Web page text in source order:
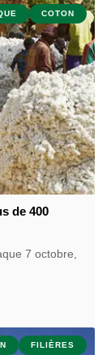
COTON
de 400
7 octobre,
FILIÈRES